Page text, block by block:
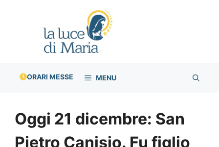
ORARI MESSE MENU
Oggi 21 dicembre: San
Pietro Canisio. Fu figlio